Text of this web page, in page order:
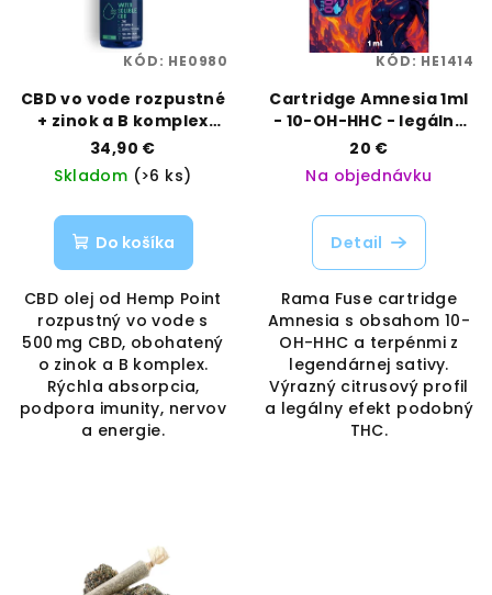
CBD vo vode rozpustné
+ zinok a B komplex
500 mg | Hemp Point |
Vaporama
34,90 €
Skladom (>6 ks)
Do košíka
CBD olej od Hemp Point
rozpustný vo vode s
500 mg CBD, obohatený
o zinok a B komplex.
Rýchla absorpcia,
podpora imunity, nervov
a energie.
KÓD: HE0980
Cartridge Amnesia 1ml
- 10-OH-HHC - legálny
suvenír s terpénmi |
Rama Fuse | Vaporama
20 €
Na objednávku
Detail
Rama Fuse cartridge
Amnesia s obsahom 10-
OH-HHC a terpénmi z
legendárnej sativy.
Výrazný citrusový profil
a legálny efekt podobný
THC.
KÓD: HE1414